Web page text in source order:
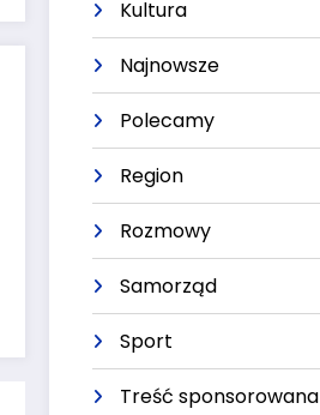
Kultura
Najnowsze
Polecamy
Region
Rozmowy
Samorząd
Sport
Treść sponsorowana